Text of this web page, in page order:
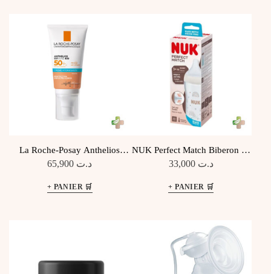
La Roche-Posay Anthelios
UVmune 400 Crème Teintée
د.ت
NUK Perfect Match Biberon en
Verre, 230ml
د.ت 33,000